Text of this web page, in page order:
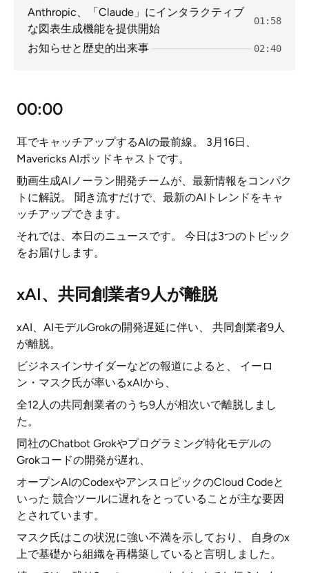
Anthropic、「Claude」にインタラクティブ
な図表生成機能を提供開始
01:58
お知らせと歴史的出来事 02:40
00:00
耳でキャッチアップするAIの最前線。 3月16日、
Mavericks AIポッドキャストです。
動画生成AIノーラン開発チームが、最新情報をコンパク
トに解説。 聞き流すだけで、最新のAIトレンドをキャ
ッチアップできます。
それでは、本日のニュースです。 今日は3つのトピック
をお届けします。
xAI、共同創業者9人が離脱
xAI、AIモデルGrokの開発遅延に伴い、 共同創業者9人
が離脱。
ビジネスインサイダーなどの報道によると、 イーロ
ン・マスク氏が率いるxAIから、
全12人の共同創業者のうち9人が相次いで離脱しまし
た。
同社のChatbot Grokやプログラミング特化モデルの
Grokコードの開発が遅れ、
オープンAIのCodexやアンスロピックのCloud Codeと
いった 競合ツールに遅れをとっていることが主な要因
とされています。
マスク氏はこの状況に強い不満を示しており、 自身のx
上で基礎から組織を再構築していると言明しました。